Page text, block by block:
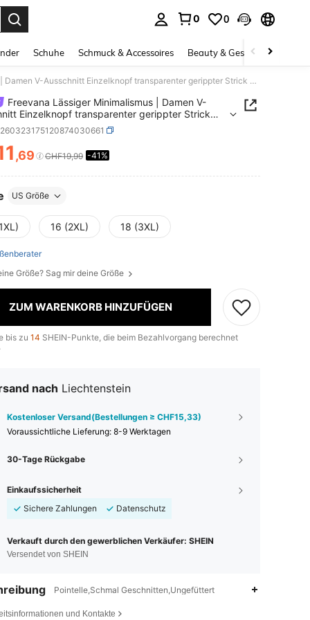
0 0
Schuhe Schmuck & Accessoires Beauty & Gesundheit
Freevana Lässiger Minimalismus | Damen V-Ausschnitt Einzelknopf transparenter gerippter Strick Cardigan - leichter langärmliger kurzer Pullover Sonnenschutz Cover-Up
Freevana Lässiger Minimalismus | Damen V-
Einzelknopf transparenter gerippter Strick
- leichter langärmliger kurzer Pullover
Cover-Up
AND AVAILABILITY
,69 CHF19,99 -41%
US Größe
16 (2XL) 18 (3XL)
Größe? Sag mir deine Größe
ZUM WARENKORB HINZUFÜGEN
bis zu 14 SHEIN-Punkte, die beim Bezahlvorgang berechnet
nach Liechtenstein
Kostenloser Versand(Bestellungen ≥ CHF15,33)
Voraussichtliche Lieferung: 8-9 Werktagen
30-Tage Rückgabe
Einkaufssicherheit
Sichere Zahlungen
Datenschutz
Verkauft durch den gewerblichen Verkäufer: SHEIN
Versendet von SHEIN
Pointelle,Schmal Geschnitten,Ungefüttert
und Kontakte